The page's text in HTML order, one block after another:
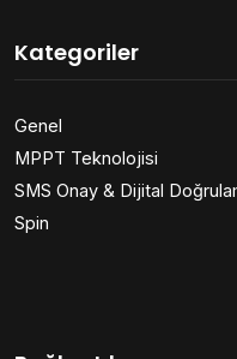
Kategoriler
Genel
MPPT Teknolojisi
SMS Onay & Dijital
Spin